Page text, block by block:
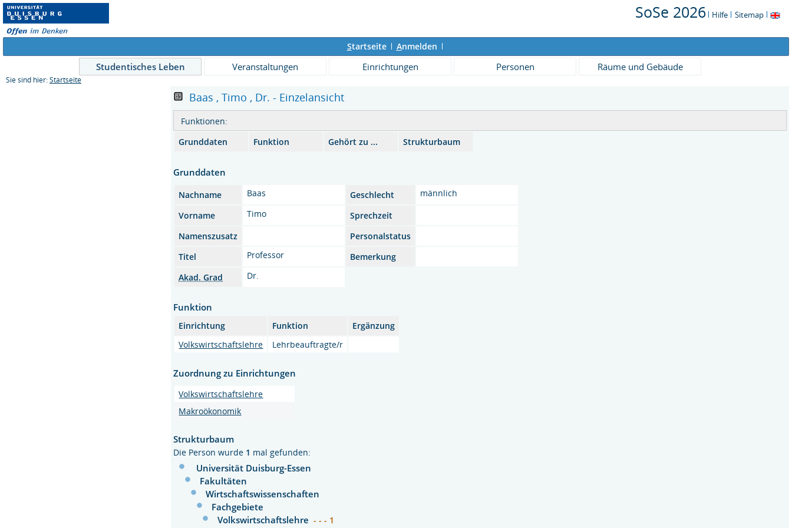
SoSe 2026 Hilfe Sitemap
Startseite Anmelden
Studentisches Leben Veranstaltungen Einrichtungen Personen Räume und Gebäude
Sie sind hier: Startseite
Baas , Timo , Dr. - Einzelansicht
Funktionen:
Grunddaten
Funktion Gehört zu ... Strukturbaum
Grunddaten
Nachname Baas Geschlecht
männlich
Vorname
Timo
Sprechzeit
Namenszusatz
Personalstatus
Titel
Professor
Bemerkung
Akad. Grad
Dr.
Funktion
Einrichtung Funktion
Ergänzung
Volkswirtschaftslehre
Lehrbeauftragte/r
Zuordnung zu Einrichtungen
Volkswirtschaftslehre
Makroökonomik
Strukturbaum
Die Person wurde 1 mal gefunden:
Universität Duisburg-Essen
Fakultäten
Wirtschaftswissenschaften
Fachgebiete
Volkswirtschaftslehre - - - 1